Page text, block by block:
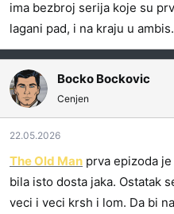
ima bezbroj serija koje su
lagani pad, i na kraju u ambis.
Bocko Bockovic
Cenjen
22.05.2026
The Old Man prva epizoda
bila isto dosta jaka. Ostatak
veci i veci krsh i lom. Da bi